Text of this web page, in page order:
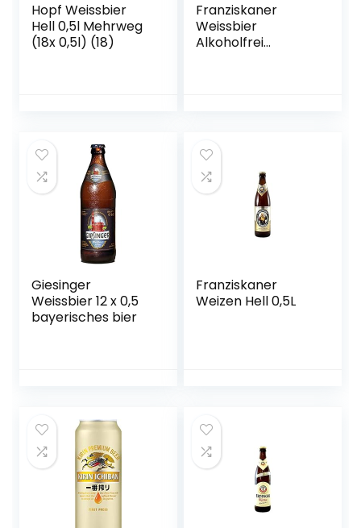
Hopf Weissbier
Hell 0,5l Mehrweg
(18x 0,5l) (18)
Franziskaner
Weissbier
Alkoholfrei
aus München
Giesinger
Weissbier 12 x 0,5
bayerisches bier
Franziskaner
Weizen Hell 0,5L